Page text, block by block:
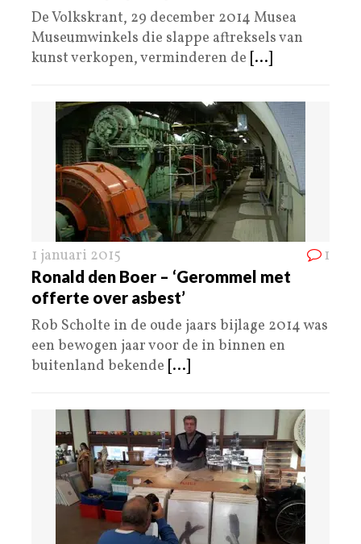
De Volkskrant, 29 december 2014 Musea
Museumwinkels die slappe aftreksels van
kunst verkopen, verminderen de [...]
1 januari 2015 1
Ronald den Boer – ‘Gerommel met
offerte over asbest’
Rob Scholte in de oude jaars bijlage 2014 was
een bewogen jaar voor de in binnen en
buitenland bekende [...]